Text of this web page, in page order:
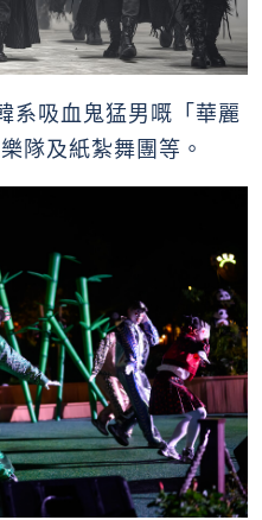
系吸血鬼猛男嘅「華麗
隊及紙紮舞團等。